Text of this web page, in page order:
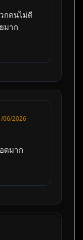
กคนไม่ดี
มาก
06/2026 -
ดมาก